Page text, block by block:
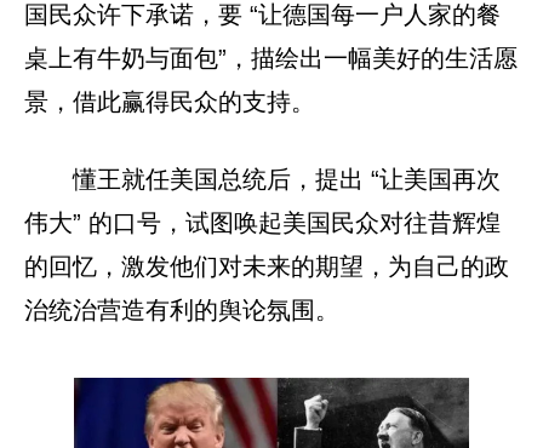
国民众许下承诺，要 “让德国每一户人家的餐
桌上有牛奶与面包”，描绘出一幅美好的生活愿
景，借此赢得民众的支持。
懂王就任美国总统后，提出 “让美国再次
伟大” 的口号，试图唤起美国民众对往昔辉煌
的回忆，激发他们对未来的期望，为自己的政
治统治营造有利的舆论氛围。